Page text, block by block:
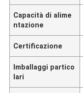
Capacità di alime
ntazione
Certificazione
Imballaggi partico
lari